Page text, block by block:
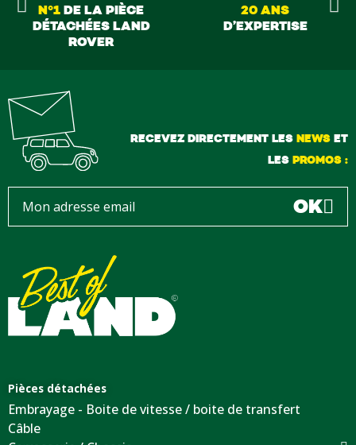
N°1DE LA PIÈCE
DÉTACHÉES LAND
ROVER
20 ANS
D’EXPERTISE
RECEVEZ DIRECTEMENT LES NEWSET
LES PROMOS :
OK
Pièces détachées
Embrayage - Boite de vitesse / boite de transfert
Câble